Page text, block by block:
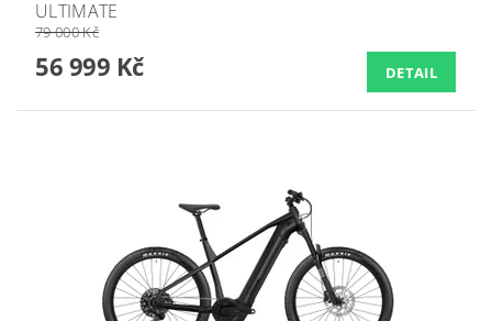
ULTIMATE
79 000 Kč
56 999 Kč DETAIL